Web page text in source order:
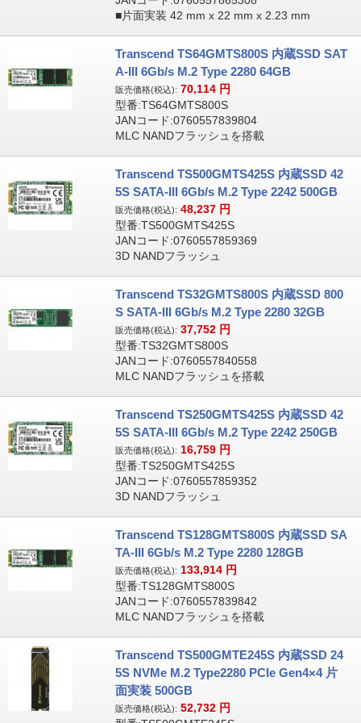
■片面実装 42 mm x 22 mm x 2.23 mm
Transcend TS64GMTS800S 内蔵SSD SAT
A-III 6Gb/s M.2 Type 2280 64GB
販売価格(税込): 70,114 円
型番:TS64GMTS800S
JANコード:0760557839804
MLC NANDフラッシュを搭載
Transcend TS500GMTS425S 内蔵SSD 42
5S SATA-III 6Gb/s M.2 Type 2242 500GB
販売価格(税込): 48,237 円
型番:TS500GMTS425S
JANコード:0760557859369
3D NANDフラッシュ
Transcend TS32GMTS800S 内蔵SSD 800
S SATA-III 6Gb/s M.2 Type 2280 32GB
販売価格(税込): 37,752 円
型番:TS32GMTS800S
JANコード:0760557840558
MLC NANDフラッシュを搭載
Transcend TS250GMTS425S 内蔵SSD 42
5S SATA-III 6Gb/s M.2 Type 2242 250GB
販売価格(税込): 16,759 円
型番:TS250GMTS425S
JANコード:0760557859352
3D NANDフラッシュ
Transcend TS128GMTS800S 内蔵SSD SA
TA-III 6Gb/s M.2 Type 2280 128GB
販売価格(税込): 133,914 円
型番:TS128GMTS800S
JANコード:0760557839842
MLC NANDフラッシュを搭載
Transcend TS500GMTE245S 内蔵SSD 24
5S NVMe M.2 Type2280 PCIe Gen4×4 片
面実装 500GB
販売価格(税込): 52,732 円